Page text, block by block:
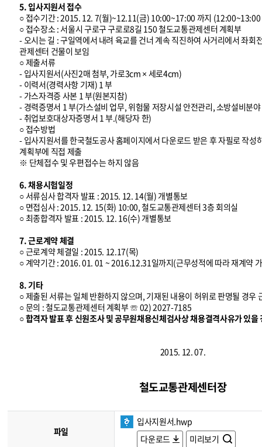
5. 입사지원서 접수
○ 접수기간 : 2015. 12. 7(월)~12.11(금) 10:00~17:00 까지 (12:00~13:00
○ 접수장소 : 서울시 구로구 구로로8길 150 철도교통관제센터 계획부
- 오시는 길 : 구일역에서 내려 육교를 건너 계속 직진하여 사거리에서 좌회
관제센터 건물이 보임
○ 제출서류
- 입사지원서(사진2매 첨부, 가로3cm × 세로4cm)
- 이력서(경력사항 기재) 1 부
- 가스자격증 사본 1 부(원본지참)
- 경력증명서 1 부(가스설비 업무, 위험물 저장시설 안전관리, 소방설비분
- 취업보호대상자증명서 1 부.(해당자 한)
○ 접수방법
- 입사지원서를 한국철도공사 홈페이지에서 다운로드 받은 후 자필로 작성
계획부에 직접 제출
※ 단체접수 및 우편접수는 하지 않음
6. 채용시험일정
○ 서류심사 합격자 발표 : 2015. 12. 14(월) 개별통보
○ 면접심사 : 2015. 12. 15(화) 10:00, 철도교통관제센터 3층 회의실
○ 최종합격자 발표 : 2015. 12. 16(수) 개별통보
7. 근로계약 체결
○ 근로계약 체결일 : 2015. 12.17(목)
○ 계약기간 : 2016. 01. 01 ~ 2016.12.31일까지(근무성적에 따라 재계약
8. 기타
○ 제출된 서류는 일체 반환하지 않으며, 기재된 내용이 허위로 판명될 경우
○ 문의 : 철도교통관제센터 계획부 ☏ 02) 2027-7185
○ 합격자 발표 후 신원조사 및 공무원채용신체검사상 채용결격사유가 있
2015. 12. 07.
철도교통관제센터장
파일
입사지원서.hwp
다운로드
미리보기